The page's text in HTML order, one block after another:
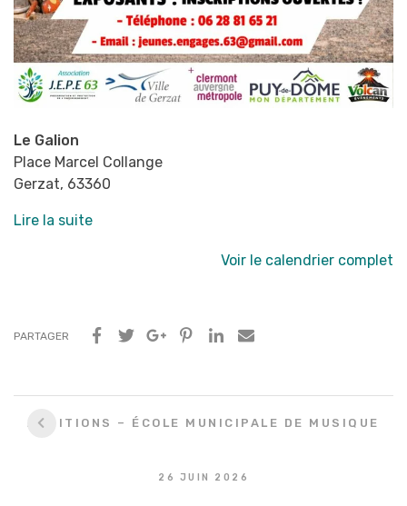
Le Galion
Place Marcel Collange
Gerzat, 63360
Lire la suite
Voir le calendrier complet
PARTAGER
Navigation
entre
AUDITIONS – ÉCOLE MUNICIPALE DE MUSIQUE
26 JUIN 2026